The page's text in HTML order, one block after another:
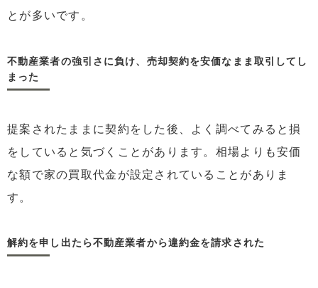
とが多いです。
不動産業者の強引さに負け、売却契約を安価なまま取引してし
まった
提案されたままに契約をした後、よく調べてみると損
をしていると気づくことがあります。相場よりも安価
な額で家の買取代金が設定されていることがありま
す。
解約を申し出たら不動産業者から違約金を請求された